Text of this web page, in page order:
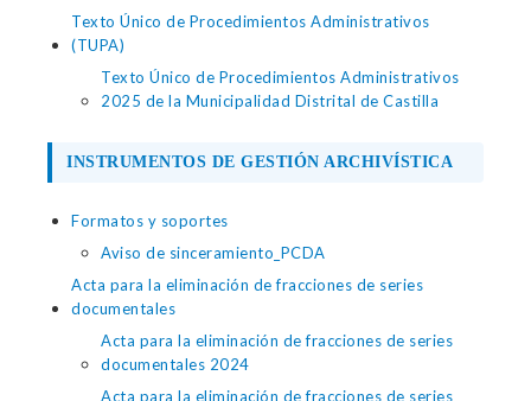
Texto Único de Procedimientos Administrativos
(TUPA)
Texto Único de Procedimientos Administrativos
2025 de la Municipalidad Distrital de Castilla
INSTRUMENTOS DE GESTIÓN ARCHIVÍSTICA
Formatos y soportes
Aviso de sinceramiento_PCDA
Acta para la eliminación de fracciones de series
documentales
Acta para la eliminación de fracciones de series
documentales 2024
Acta para la eliminación de fracciones de series